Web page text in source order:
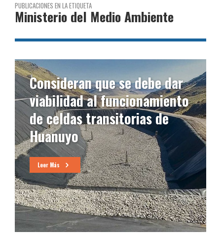
PUBLICACIONES EN LA ETIQUETA
Ministerio del Medio Ambiente
Consideran que se debe dar
viabilidad al funcionamiento
de celdas transitorias de
Huanuyo
Leer Más